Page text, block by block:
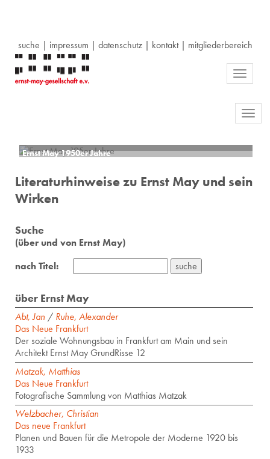
suche | impressum | datenschutz| kontakt| mitgliederbereich
Toggle
Ernst May 1950er Jahre
Literaturhinweise zu Ernst May und sein
Wirken
Suche
(über und von Ernst May)
nach Titel:
über Ernst May
Abt, Jan / Ruhe, Alexander
Das Neue Frankfurt
Der soziale Wohnungsbau in Frankfurt am Main und sein
Architekt Ernst May GrundRisse 12
Matzak, Matthias
Das Neue Frankfurt
Fotografische Sammlung von Matthias Matzak
Welzbacher, Christian
Das neue Frankfurt
Planen und Bauen für die Metropole der Moderne 1920 bis
1933